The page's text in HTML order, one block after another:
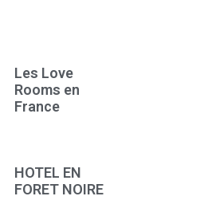
Les Love
Rooms en
France
HOTEL EN
FORET NOIRE